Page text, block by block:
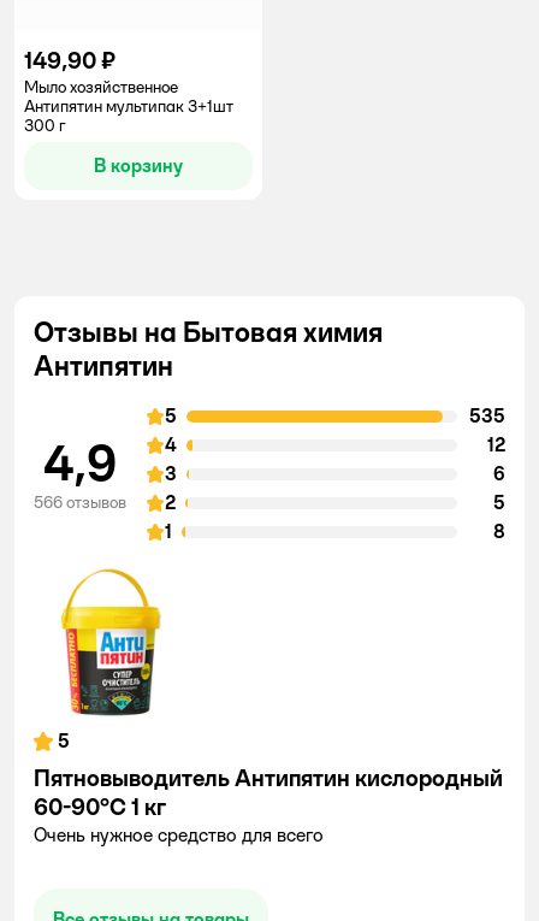
149,90 ₽
Мыло хозяйственное
Антипятин мультипак 3+1шт
300 г
В корзину
Отзывы на Бытовая химия
Антипятин
4,9
566 отзывов
5
535
4
12
3
6
2
5
1
8
5
Пятновыводитель Антипятин кислородный
60-90°С 1 кг
Очень нужное средство для всего